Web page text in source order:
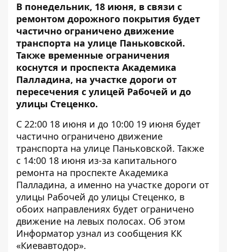
В понедельник, 18 июня, в связи с
ремонтом дорожного покрытия будет
частично ограничено движение
транспорта на улице Паньковской.
Также временные ограничения
коснутся и проспекта Академика
Палладина, на участке дороги от
пересечения с улицей Рабочей и до
улицы Стеценко.
С 22:00 18 июня и до 10:00 19 июня будет
частично ограничено движение
транспорта на улице Паньковской. Также
с 14:00 18 июня из-за капитального
ремонта на проспекте Академика
Палладина, а именно на участке дороги от
улицы Рабочей до улицы Стеценко, в
обоих направлениях будет ограничено
движение на левых полосах. Об этом
Информатор узнал из сообщения КК
«Киевавтодор».